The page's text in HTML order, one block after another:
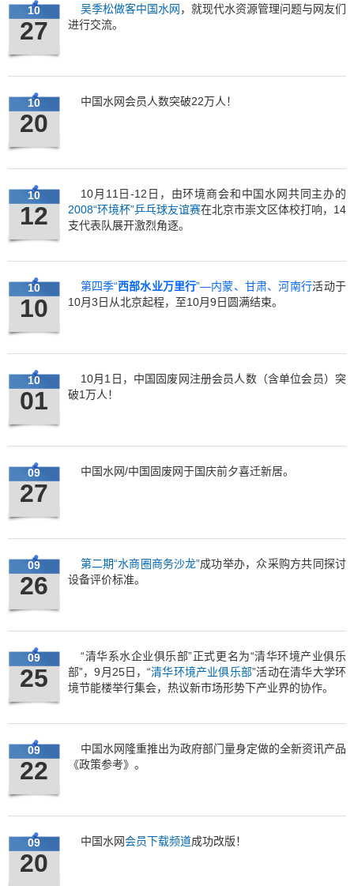
10
27
吴季松做客中国水网 ，就现代水资源管理问题与网友们
进行交流。
10
20
中国水网会员人数突破22万人！
10
12
10月11日-12日，由环境商会和中国水网共同主办的
2008“环境杯”乒乓球友谊赛在北京市崇文区体校打响，14
支代表队展开激烈角逐。
10
10
第四季“西部水业万里行”—内蒙、甘肃、河南行活动于
10月3日从北京起程，至10月9日圆满结束。
10
01
10月1日，中国固废网注册会员人数（含单位会员）突
破1万人！
09
27
中国水网/中国固废网于国庆前夕喜迁新居。
09
26
第二期“水商圈商务沙龙”成功举办，众采购方共同探讨
设备评价标准。
09
25
“清华系水企业俱乐部”正式更名为“清华环境产业俱乐
部”，9月25日，“清华环境产业俱乐部”活动在清华大学环
境节能楼举行集会，热议新市场形势下产业界的协作。
09
22
中国水网隆重推出为政府部门量身定做的全新资讯产品
《政策参考》。
09
20
中国水网会员下载频道成功改版！